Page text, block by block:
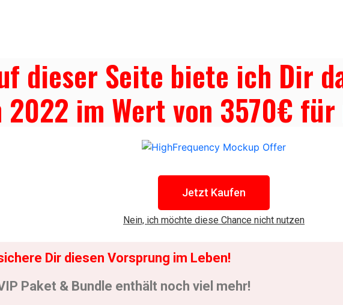
dieser Seite biete ich Dir
2022 im Wert von 3570€
Jetzt Kaufen
Nein, ich möchte diese Chance nicht nutzen
Dir diesen Vorsprung im Leben!
Paket & Bundle enthält noch viel mehr!